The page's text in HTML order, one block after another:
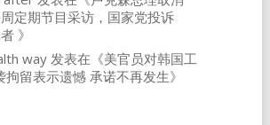
定期节目采访，国家党投诉
》
way发表在《美官员对韩国工
拘留表示遗憾 承诺不再发生》